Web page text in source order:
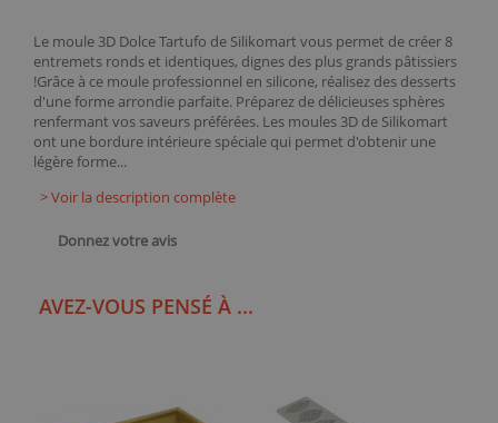
Le moule 3D Dolce Tartufo de Silikomart vous permet de créer 8
entremets ronds et identiques, dignes des plus grands pâtissiers
!Grâce à ce moule professionnel en silicone, réalisez des desserts
d'une forme arrondie parfaite. Préparez de délicieuses sphères
renfermant vos saveurs préférées. Les moules 3D de Silikomart
ont une bordure intérieure spéciale qui permet d'obtenir une
légère forme...
> Voir la description complète
Donnez votre avis
AVEZ-VOUS PENSÉ À ...